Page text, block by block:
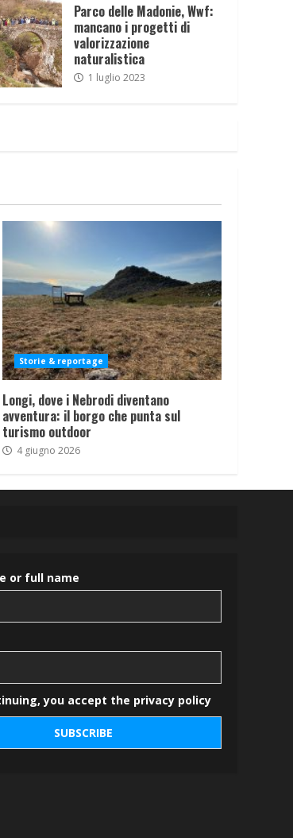
Parco delle Madonie, Wwf:
mancano i progetti di
valorizzazione
naturalistica
1 luglio 2023
Storie & reportage
Longi, dove i Nebrodi diventano
avventura: il borgo che punta sul
turismo outdoor
4 giugno 2026
or full name
you accept the privacy policy